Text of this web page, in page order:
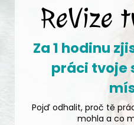
ReVize
Za 1 hodinu
práci tvoje
Pojď odhalit, proč tě
mohla a co